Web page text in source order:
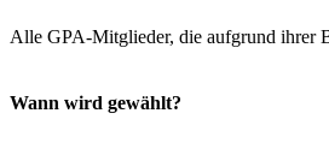
Alle GPA-Mitglieder, die aufgrund ihrer
Wann wird gewählt?